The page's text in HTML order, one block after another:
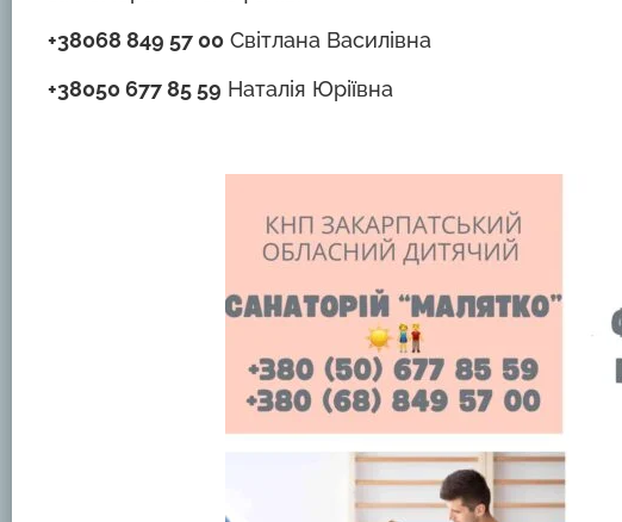
+38068 849 57 00Світлана Василівна
+38050 677 85 59 Наталія Юріївна